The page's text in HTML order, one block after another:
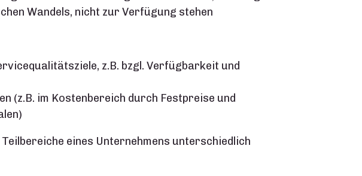
Wandels, nicht zur Verfügung stehen
z.B. bzgl. Verfügbarkeit und
(z.B. im Kostenbereich durch Festpreise und
eines Unternehmens unterschiedlich